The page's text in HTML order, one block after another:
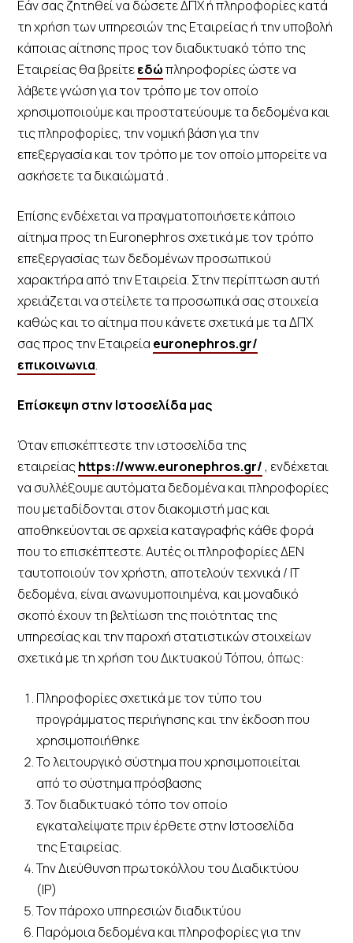
Εάν σας ζητηθεί να δώσετε ΔΠΧ ή πληροφορίες κατά
τη χρήση των υπηρεσιών της Εταιρείας ή την υποβολή
κάποιας αίτησης προς τον διαδικτυακό τόπο της
Εταιρείας θα βρείτεεδώπληροφορίες ώστε να
λάβετε γνώση για τον τρόπο με τον οποίο
χρησιμοποιούμε και προστατεύουμε τα δεδομένα και
τις πληροφορίες, την νομική βάση για την
επεξεργασία και τον τρόπο με τον οποίο μπορείτε να
ασκήσετε τα δικαιώματά .
Επίσης ενδέχεται να πραγματοποιήσετε κάποιο
αίτημα προς τη Euronephros σχετικά με τον τρόπο
επεξεργασίας των δεδομένων προσωπικού
χαρακτήρα από την Εταιρεία. Στην περίπτωση αυτή
χρειάζεται να στείλετε τα προσωπικά σας στοιχεία
καθώς και το αίτημα που κάνετε σχετικά με τα ΔΠΧ
σας προς την Εταιρεία euronephros.gr/
επικοινωνια.
Επίσκεψη στην Ιστοσελίδα μας
Όταν επισκέπτεστε την ιστοσελίδα της
εταιρείαςhttps://www.euronephros.gr/ , ενδέχεται
να συλλέξουμε αυτόματα δεδομένα και πληροφορίες
που μεταδίδονται στον διακομιστή μας και
αποθηκεύονται σε αρχεία καταγραφής κάθε φορά
που το επισκέπτεστε. Αυτές οι πληροφορίες ΔΕΝ
ταυτοποιούν τον χρήστη, αποτελούν τεχνικά / IT
δεδομένα, είναι ανωνυμοποιημένα, και μοναδικό
σκοπό έχουν τη βελτίωση της ποιότητας της
υπηρεσίας και την παροχή στατιστικών στοιχείων
σχετικά με τη χρήση του Δικτυακού Τόπου, όπως:
Πληροφορίες σχετικά με τον τύπο του
προγράμματος περιήγησης και την έκδοση που
χρησιμοποιήθηκε
Το λειτουργικό σύστημα που χρησιμοποιείται
από το σύστημα πρόσβασης
Τον διαδικτυακό τόπο τον οποίο
εγκαταλείψατε πριν έρθετε στην Ιστοσελίδα
της Εταιρείας.
Την Διεύθυνση πρωτοκόλλου του Διαδικτύου
(IP)
Τον πάροχο υπηρεσιών διαδικτύου
Παρόμοια δεδομένα και πληροφορίες για την